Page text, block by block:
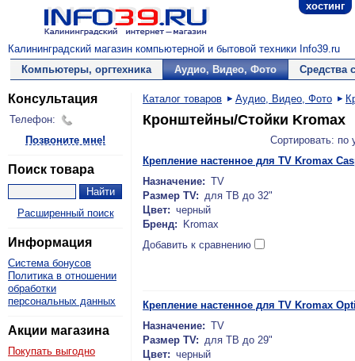
хостинг
Калининградский магазин компьютерной и бытовой техники Info39.ru
Компьютеры, оргтехника
Аудио, Видео, Фото Средства
Консультация
Телефон:
Позвоните мне!
Поиск товара
Расширенный поиск
Информация
Система бонусов
Политика в отношении
обработки
персональных данных
Акции магазина
Покупать выгодно
Каталог товаров Аудио, Видео, Фото
Кронштейны/Стойки Kromax
Сортировать:
Крепление настенное для TV Kromax
Назначение: TV
Размер TV: для ТВ до 32"
Цвет: черный
Бренд:
Kromax
Добавить к сравнению
Крепление настенное для TV Kromax
Назначение: TV
Размер TV: для ТВ до 29"
Цвет: черный